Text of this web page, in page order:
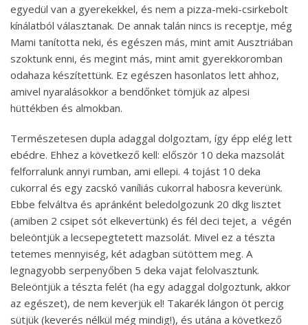
egyedül van a gyerekekkel, és nem a pizza-meki-csirkebolt
kínálatból választanak. De annak talán nincs is receptje, még
Mami tanította neki, és egészen más, mint amit Ausztriában
szoktunk enni, és megint más, mint amit gyerekkoromban
odahaza készítettünk. Ez egészen hasonlatos lett ahhoz,
amivel nyaralásokkor a bendőnket tömjük az alpesi
hüttékben és almokban.
Természetesen dupla adaggal dolgoztam, így épp elég lett
ebédre. Ehhez a következő kell: először 10 deka mazsolát
felforralunk annyi rumban, ami ellepi. 4 tojást 10 deka
cukorral és egy zacskó vaníliás cukorral habosra keverünk.
Ebbe felváltva és apránként beledolgozunk 20 dkg lisztet
(amiben 2 csipet sót elkevertünk) és fél deci tejet, a végén
beleöntjük a lecsepegtetett mazsolát. Mivel ez a tészta
tetemes mennyiség, két adagban sütöttem meg. A
legnagyobb serpenyőben 5 deka vajat felolvasztunk.
Beleöntjük a tészta felét (ha egy adaggal dolgoztunk, akkor
az egészet), de nem keverjük el! Takarék lángon öt percig
sütjük (keverés nélkül még mindig!), és utána a következő